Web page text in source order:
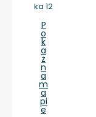
ka 12
P
o
k
a
ż
n
a
m
a
pi
e